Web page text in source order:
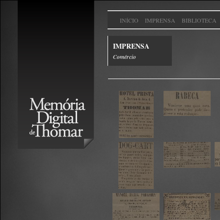
INÍCIO IMPRENSA BIBLIOTECA
IMPRENSA
Comércio